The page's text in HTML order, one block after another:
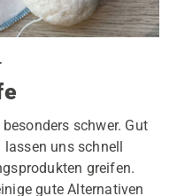
schwer. Gut
uns schnell
greifen.
gute Alternativen